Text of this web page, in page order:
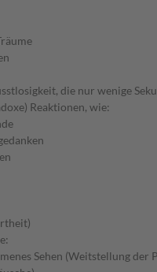
die nur wenige
Reaktionen, wie:
Sehen (Weitstellung der